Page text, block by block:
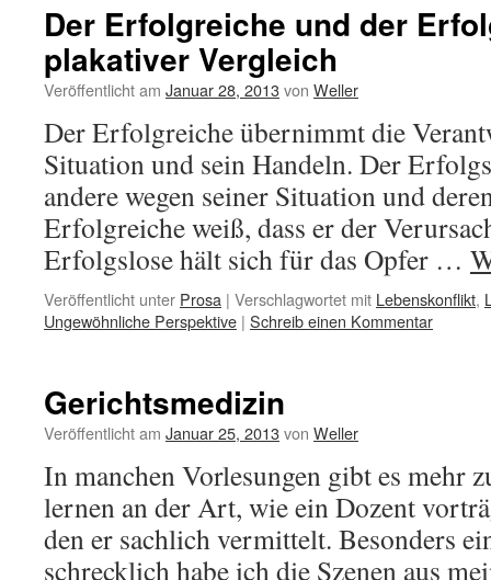
Der Erfolgreiche und der
plakativer Vergleich
Veröffentlicht am Januar 28, 2013von Weller
Der Erfolgreiche übernimmt die
Situation und sein Handeln. Der
andere wegen seiner Situation und
Erfolgreiche weiß, dass er der
Erfolgslose hält sich für das Opfer …
Veröffentlicht unter Prosa | Verschlagwortet mit Lebenskonflikt,
Ungewöhnliche Perspektive | Schreib einen Kommentar
Gerichtsmedizin
Veröffentlicht am Januar 25, 2013von Weller
In manchen Vorlesungen gibt es mehr
lernen an der Art, wie ein Dozent
den er sachlich vermittelt. Besonders
schrecklich habe ich die Szenen aus